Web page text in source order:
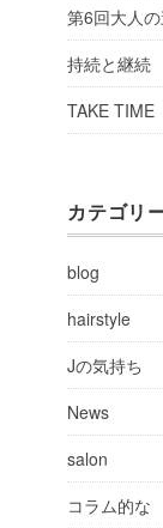
第6回大人
持続と継続
TAKE TIME
カテゴリ
blog
hairstyle
Jの気持ち
News
salon
コラム的な